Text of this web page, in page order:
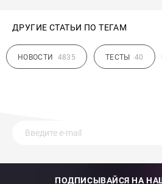
ДРУГИЕ СТАТЬИ ПО ТЕГАМ
НОВОСТИ 4835 ТЕСТЫ 40
ПОДПИСЫВАЙСЯ НА